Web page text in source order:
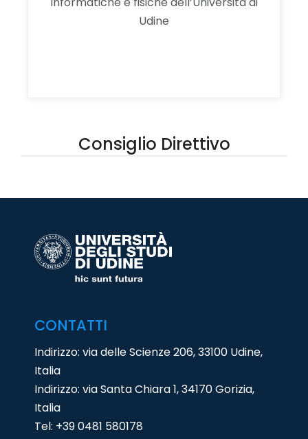
Udine
Consiglio Direttivo
CONTATTI
Indirizzo: via delle Scienze 206, 33100 Udine,
Italia
Indirizzo: via Santa Chiara 1, 34170 Gorizia,
Italia
Tel: +39 0481 580178